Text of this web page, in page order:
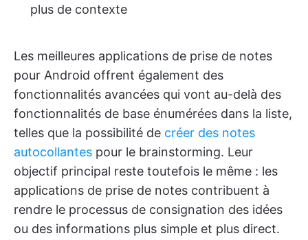
plus de contexte
Les meilleures applications de prise de notes
pour Android offrent également des
fonctionnalités avancées qui vont au-delà des
fonctionnalités de base énumérées dans la liste,
telles que la possibilité de créer des notes
autocollantes pour le brainstorming. Leur
objectif principal reste toutefois le même : les
applications de prise de notes contribuent à
rendre le processus de consignation des idées
ou des informations plus simple et plus direct.